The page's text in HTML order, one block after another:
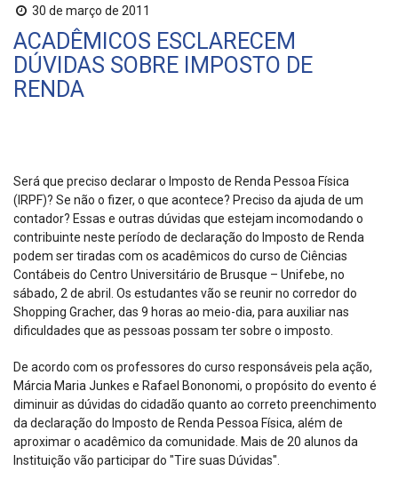
30 de março de 2011
ACADÊMICOS ESCLARECEM
DÚVIDAS SOBRE IMPOSTO DE
RENDA
Será que preciso declarar o Imposto de Renda Pessoa Física
(IRPF)? Se não o fizer, o que acontece? Preciso da ajuda de um
contador? Essas e outras dúvidas que estejam incomodando o
contribuinte neste período de declaração do Imposto de Renda
podem ser tiradas com os acadêmicos do curso de Ciências
Contábeis do Centro Universitário de Brusque – Unifebe, no
sábado, 2 de abril. Os estudantes vão se reunir no corredor do
Shopping Gracher, das 9 horas ao meio-dia, para auxiliar nas
dificuldades que as pessoas possam ter sobre o imposto.
De acordo com os professores do curso responsáveis pela ação,
Márcia Maria Junkes e Rafael Bononomi, o propósito do evento é
diminuir as dúvidas do cidadão quanto ao correto preenchimento
da declaração do Imposto de Renda Pessoa Física, além de
aproximar o acadêmico da comunidade. Mais de 20 alunos da
Instituição vão participar do "Tire suas Dúvidas".